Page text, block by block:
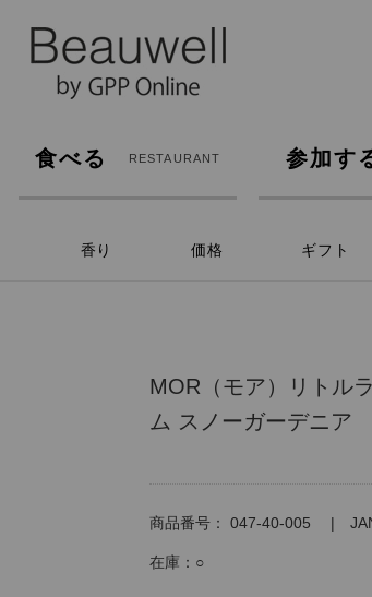
食べる RESTAURANT 参加す
香り 価格 ギフト
MOR（モア）リトル
ム スノーガーデニア
在庫： ○
商品番号： 047-40-005